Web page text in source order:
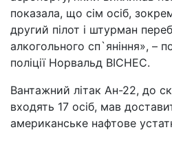
показала, що сім осіб,
другий пілот і штурман
алкогольного сп`яніння», –
поліції Норвальд ВІСНЕС.
Вантажний літак Ан-22, до
входять 17 осіб, мав
американське нафтове